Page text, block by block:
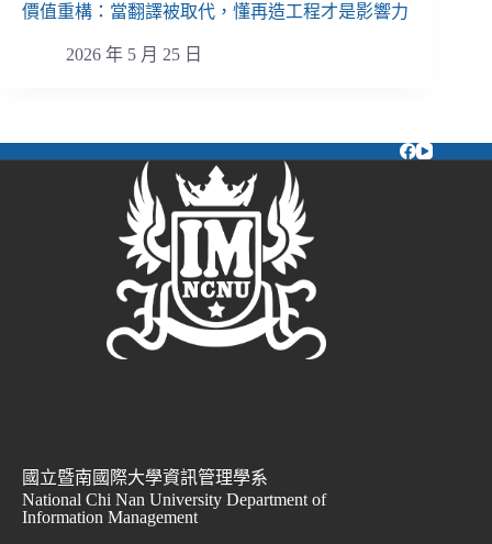
價值重構：當翻譯被取代，懂再造工程才是影響力
2026 年 5 月 25 日
國立暨南國際大學資訊管理學系
National Chi Nan University Department of
Information Management